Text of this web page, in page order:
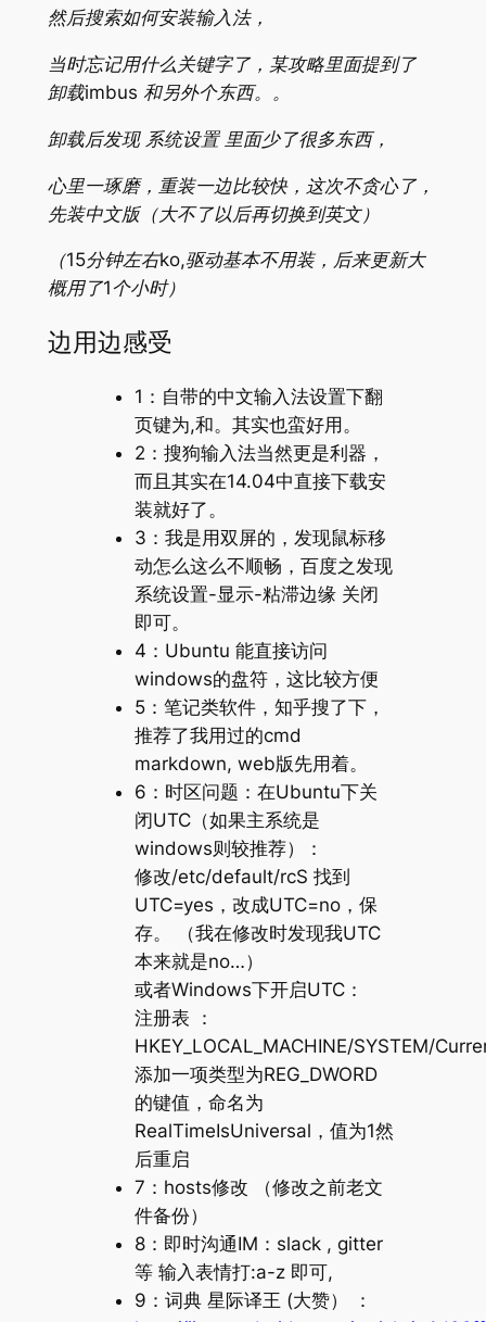
然后搜索如何安装输入法，
当时忘记用什么关键字了，某攻略里面提到了
卸载imbus 和另外个东西。。
卸载后发现 系统设置 里面少了很多东西，
心里一琢磨，重装一边比较快，这次不贪心了，
先装中文版（大不了以后再切换到英文）
（15分钟左右ko,驱动基本不用装，后来更新大
概用了1个小时）
边用边感受
1：自带的中文输入法设置下翻
页键为,和。其实也蛮好用。
2：搜狗输入法当然更是利器，
而且其实在14.04中直接下载安
装就好了。
3：我是用双屏的，发现鼠标移
动怎么这么不顺畅，百度之发现
系统设置-显示-粘滞边缘 关闭
即可。
4：Ubuntu 能直接访问
windows的盘符，这比较方便
5：笔记类软件，知乎搜了下，
推荐了我用过的cmd
markdown, web版先用着。
6：时区问题：在Ubuntu下关
闭UTC（如果主系统是
windows则较推荐）：
修改/etc/default/rcS 找到
UTC=yes，改成UTC=no，保
存。 （我在修改时发现我UTC
本来就是no…）
或者Windows下开启UTC：
注册表 ：
HKEY_LOCAL_MACHINE/SYSTEM/
添加一项类型为REG_DWORD
的键值，命名为
RealTimeIsUniversal，值为1然
后重启
7：hosts修改 （修改之前老文
件备份）
8：即时沟通IM：slack , gitter
等 输入表情打:a-z 即可,
9：词典 星际译王 (大赞） ：